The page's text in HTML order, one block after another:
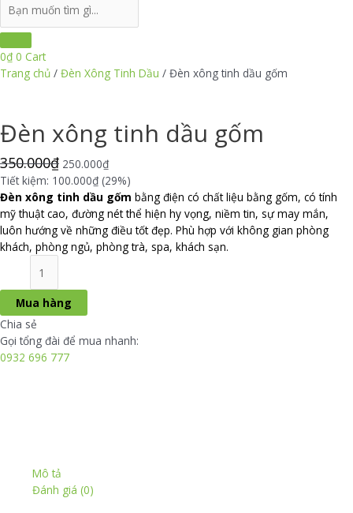
0₫ 0 Cart
Trang chủ / Đèn Xông Tinh Dầu / Đèn xông tinh dầu gốm
Đèn xông tinh dầu gốm
350.000₫ 250.000₫
Tiết kiệm: 100.000₫ (29%)
Đèn xông tinh dầu gốm bằng điện có chất liệu bằng gốm, có tính
mỹ thuật cao, đường nét thể hiện hy vọng, niềm tin, sự may mắn,
luôn hướng về những điều tốt đẹp. Phù hợp với không gian phòng
khách, phòng ngủ, phòng trà, spa, khách sạn.
tinh
dầu
gốm
số
lượng
Mua hàng
Chia sẻ
Gọi tổng đài để mua nhanh:
0932 696 777
Mô tả
Đánh giá (0)